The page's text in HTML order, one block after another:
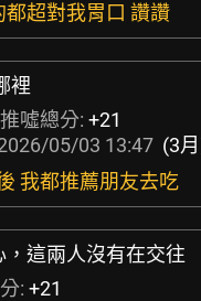
都超對我胃口 讚讚
裡
噓總分: +21
05/03 13:47 (3
我都推薦朋友去吃
這兩人沒有在交往
: +21